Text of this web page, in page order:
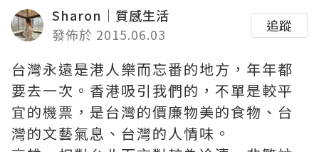
Sharon｜質感生活
發佈於 2015.06.03
追蹤
台灣永遠是港人樂而忘番的地方，年年都
要去一次。香港吸引我們的，不單是較平
宜的機票，是台灣的價廉物美的食物、台
灣的文藝氣息、台灣的人情味。